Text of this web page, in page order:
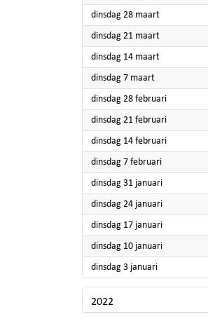
dinsdag 28 maart2023
dinsdag 21 maart2023
dinsdag 14 maart2023
dinsdag 7 maart2023
dinsdag 28 februari2023
dinsdag 21 februari2023
dinsdag 14 februari2023
dinsdag 7 februari2023
dinsdag 31 januari2023
dinsdag 24 januari2023
dinsdag 17 januari2023
dinsdag 10 januari2023
dinsdag 3 januari2023
2022